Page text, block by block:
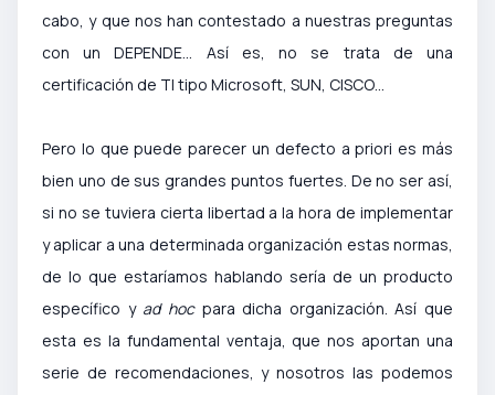
cabo, y que nos han contestado a nuestras preguntas
con un DEPENDE… Así es, no se trata de una
certificación de TI tipo Microsoft, SUN, CISCO…
Pero lo que puede parecer un defecto a priori es más
bien uno de sus grandes puntos fuertes. De no ser así,
si no se tuviera cierta libertad a la hora de implementar
y aplicar a una determinada organización estas normas,
de lo que estaríamos hablando sería de un producto
específico y ad hocpara dicha organización. Así que
esta es la fundamental ventaja, que nos aportan una
serie de recomendaciones, y nosotros las podemos